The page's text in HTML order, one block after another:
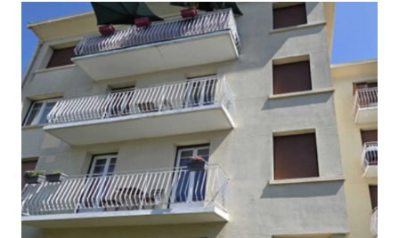
Surface : 613 m2
Nombre de bâtiments : 1
Opération à Torcy :
Année construction : 1978
Surface : 5 845 m2
Nombre de bâtiments : 2